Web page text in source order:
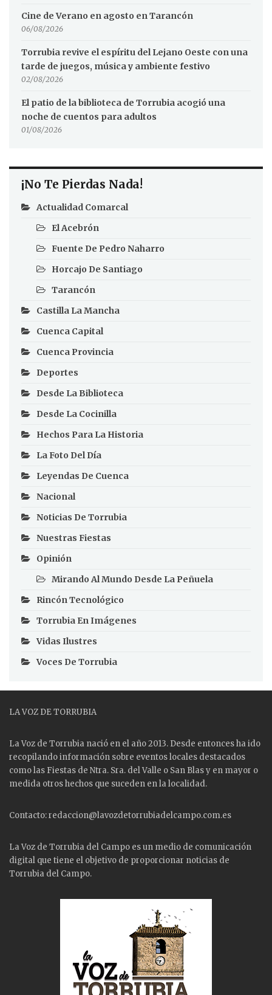
Cine de Verano en agosto en Tarancón
06/08/2026
Torrubia revive el espíritu del Lejano Oeste con una
tarde de juegos, música y ambiente festivo
02/08/2026
El patio de la biblioteca de Torrubia acogió una
noche de cuentos para adultos
01/08/2026
¡No Te Pierdas Nada!
Actualidad Comarcal
El Acebrón
Fuente De Pedro Naharro
Horcajo De Santiago
Tarancón
Castilla La Mancha
Cuenca Capital
Cuenca Provincia
Deportes
Desde La Biblioteca
Desde La Cocinilla
Hechos Para La Historia
La Foto Del Día
Leyendas De Cuenca
Nacional
Noticias De Torrubia
Nuestras Fiestas
Opinión
Mirando Al Mundo Desde La Peñuela
Rincón Tecnológico
Torrubia En Imágenes
Vidas Ilustres
Voces De Torrubia
LA VOZ DE TORRUBIA
La Voz de Torrubia nació en el año 2013. Desde entonces ha ido
recopilando información sobre eventos locales destacados
como las Fiestas de Ntra. Sra. del Valle o San Blas y en mayor o
medida otros hechos que suceden en la localidad.
Contacto: redaccion@lavozdetorrubiadelcampo.com.es
La Voz de Torrubia del Campo es un medio de comunicación
digital que tiene el objetivo de proporcionar noticias de
Torrubia del Campo.